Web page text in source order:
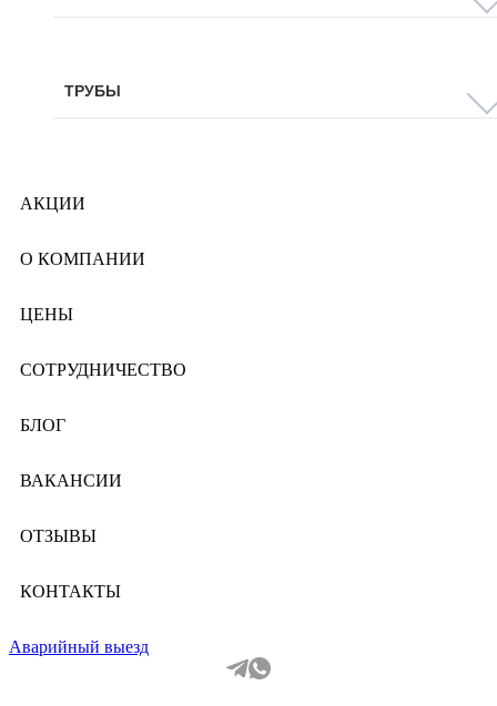
ТРУБЫ
АКЦИИ
О КОМПАНИИ
ЦЕНЫ
СОТРУДНИЧЕСТВО
БЛОГ
ВАКАНСИИ
ОТЗЫВЫ
КОНТАКТЫ
Аварийный выезд